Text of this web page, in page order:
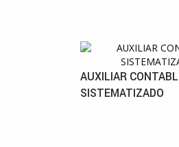
AUXILIAR
SISTEMATIZADO